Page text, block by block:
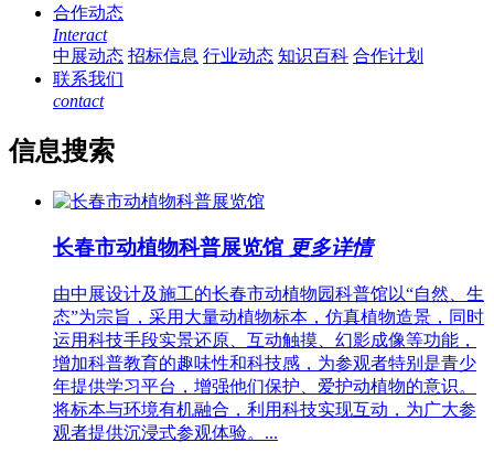
合作动态
Interact
中展动态 招标信息 行业动态 知识百科 合作计划
联系我们
contact
信息搜索
长春市动植物科普展览馆 更多详情
由中展设计及施工的长春市动植物园科普馆以“自然、生
态”为宗旨，采用大量动植物标本，仿真植物造景，同时
运用科技手段实景还原、互动触摸、幻影成像等功能，
增加科普教育的趣味性和科技感，为参观者特别是青少
年提供学习平台，增强他们保护、爱护动植物的意识。
将标本与环境有机融合，利用科技实现互动，为广大参
观者提供沉浸式参观体验。...